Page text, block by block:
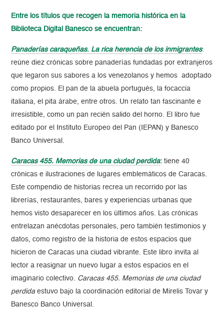
Entre los títulos que recogen la memoria histórica en la
Biblioteca Digital Banesco se encuentran:
Panaderías caraqueñas. La rica herencia de los inmigrantes:
reúne diez crónicas sobre panaderías fundadas por extranjeros
que legaron sus sabores a los venezolanos y hemos adoptado
como propios. El pan de la abuela portugués, la focaccia
italiana, el pita árabe, entre otros. Un relato tan fascinante e
irresistible, como un pan recién salido del horno. El libro fue
editado por el Instituto Europeo del Pan (IEPAN) y Banesco
Banco Universal.
Caracas 455. Memorias de una ciudad perdida: tiene 40
crónicas e ilustraciones de lugares emblemáticos de Caracas.
Este compendio de historias recrea un recorrido por las
librerías, restaurantes, bares y experiencias urbanas que
hemos visto desaparecer en los últimos años. Las crónicas
entrelazan anécdotas personales, pero también testimonios y
datos, como registro de la historia de estos espacios que
hicieron de Caracas una ciudad vibrante. Este libro invita al
lector a reasignar un nuevo lugar a estos espacios en el
imaginario colectivo. Caracas 455. Memorias de una ciudad
perdidaestuvo bajo la coordinación editorial de Mirelis Tovar y
Banesco Banco Universal.